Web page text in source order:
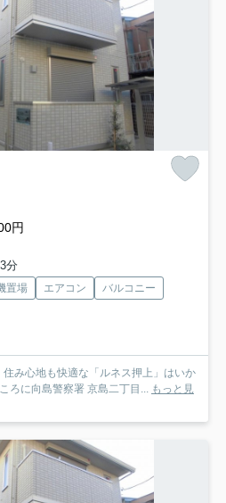
円
分
置場 エアコン
バルコニー
み心地も快適な「ルネス押上」はいか
ろに向島警察署 京島二丁目... もっと見